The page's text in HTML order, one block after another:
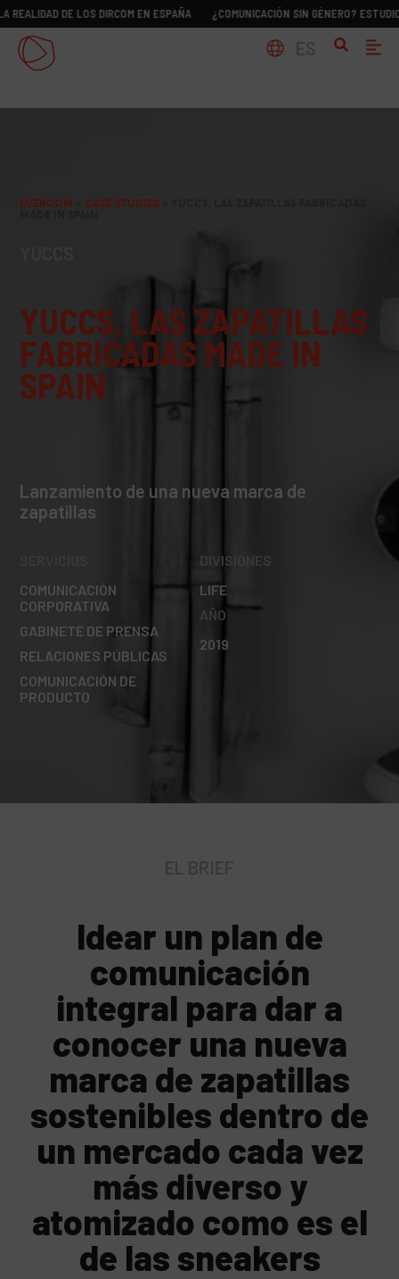
DE LOS DIRCOM EN ESPAÑA ¿COMUNICACIÓN SIN GÉNERO? ESTUDIO SOBRE
EVERCOM CASE STUDIES
YUCCS, LAS ZAPATILLAS
FABRICADAS MADE IN
SPAIN
Lanzamiento de una nueva marca de
zapatillas
COMUNICACIÓN
CORPORATIVA
GABINETE DE PRENSA
RELACIONES PÚBLICAS
COMUNICACIÓN DE
PRODUCTO
DIVISIONES
LIFE
AÑO
2019
Idear un plan de
comunicación
integral para dar a
conocer una nueva
marca de zapatillas
sostenibles dentro de
un mercado cada vez
más diverso y
atomizado como es el
de las sneakers